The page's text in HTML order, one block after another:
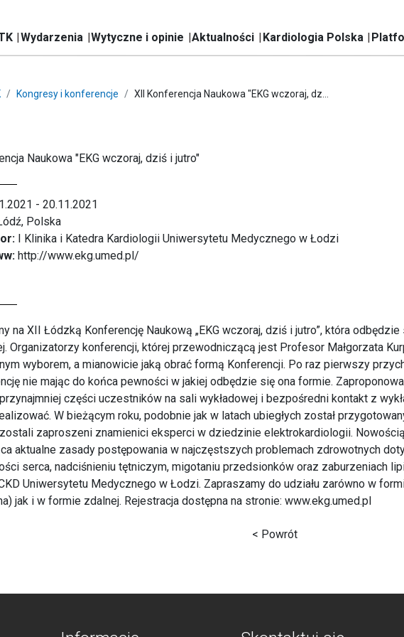
Wydarzenia Wytyczne i opinie Aktualności Kardiologia Polska
Kongresy i konferencje XII Konferencja Naukowa "EKG wczoraj, dz...
Naukowa "EKG wczoraj, dziś i jutro"
- 20.11.2021
Polska
I Klinika i Katedra Kardiologii Uniwersytetu Medycznego w Łodzi
http://www.ekg.umed.pl/
na XII Łódzką Konferencję Naukową „EKG wczoraj, dziś i jutro”, która
Organizatorzy konferencji, której przewodniczącą jest Profesor Małgorzata
wyborem, a mianowicie jaką obrać formą Konferencji. Po raz pierwszy
nie mając do końca pewności w jakiej odbędzie się ona formie.
części uczestników na sali wykładowej i bezpośredni kontakt z
W bieżącym roku, podobnie jak w latach ubiegłych został
zaproszeni znamienici eksperci w dziedzinie elektrokardiologii.
aktualne zasady postępowania w najczęstszych problemach zdrowotnych
serca, nadciśnieniu tętniczym, migotaniu przedsionków oraz zaburzeniach
Uniwersytetu Medycznego w Łodzi. Zapraszamy do udziału zarówno w
jak i w formie zdalnej. Rejestracja dostępna na stronie: www.ekg.umed.pl
< Powrót